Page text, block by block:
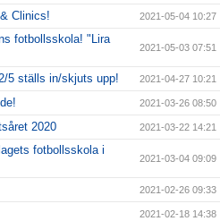
Clinics! 2021-05-04 10:27
fotbollsskola! "Lira
2021-05-03 07:51
5 ställs in/skjuts upp! 2021-04-27 10:21
2021-03-26 08:50
2020 2021-03-22 14:21
fotbollsskola i
2021-03-04 09:09
2021-02-26 09:33
2021-02-18 14:38